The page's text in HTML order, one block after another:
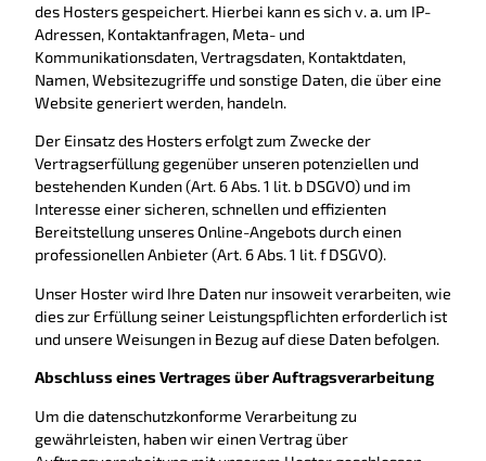
des Hosters gespeichert. Hierbei kann es sich v. a. um IP-
Adressen, Kontaktanfragen, Meta- und
Kommunikationsdaten, Vertragsdaten, Kontaktdaten,
Namen, Websitezugriffe und sonstige Daten, die über eine
Website generiert werden, handeln.
Der Einsatz des Hosters erfolgt zum Zwecke der
Vertragserfüllung gegenüber unseren potenziellen und
bestehenden Kunden (Art. 6 Abs. 1 lit. b DSGVO) und im
Interesse einer sicheren, schnellen und effizienten
Bereitstellung unseres Online-Angebots durch einen
professionellen Anbieter (Art. 6 Abs. 1 lit. f DSGVO).
Unser Hoster wird Ihre Daten nur insoweit verarbeiten, wie
dies zur Erfüllung seiner Leistungspflichten erforderlich ist
und unsere Weisungen in Bezug auf diese Daten befolgen.
Abschluss eines Vertrages über Auftragsverarbeitung
Um die datenschutzkonforme Verarbeitung zu
gewährleisten, haben wir einen Vertrag über